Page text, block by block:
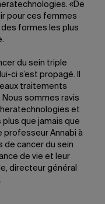
«De
pour ces femmes
formes les plus
du sein triple
ci s’est propagé. Il
traitements
sommes ravis
et
plus que jamais que
professeur Annabi à
de cancer du sein
de vie et leur
directeur général